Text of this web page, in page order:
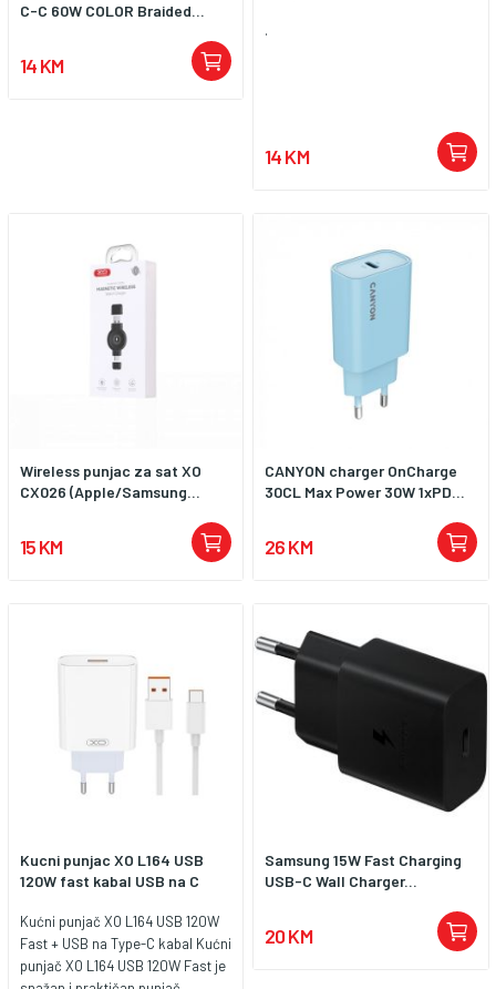
C-C 60W COLOR Braided...
14 KM
.
14 KM
Wireless punjac za sat XO
CX026 (Apple/Samsung...
15 KM
CANYON charger OnCharge
30CL Max Power 30W 1xPD...
26 KM
Kucni punjac XO L164 USB
120W fast kabal USB na C
Kućni punjač XO L164 USB 120W
Fast + USB na Type-C kabal Kućni
punjač XO L164 USB 120W Fast je
Samsung 15W Fast Charging
USB-C Wall Charger...
20 KM